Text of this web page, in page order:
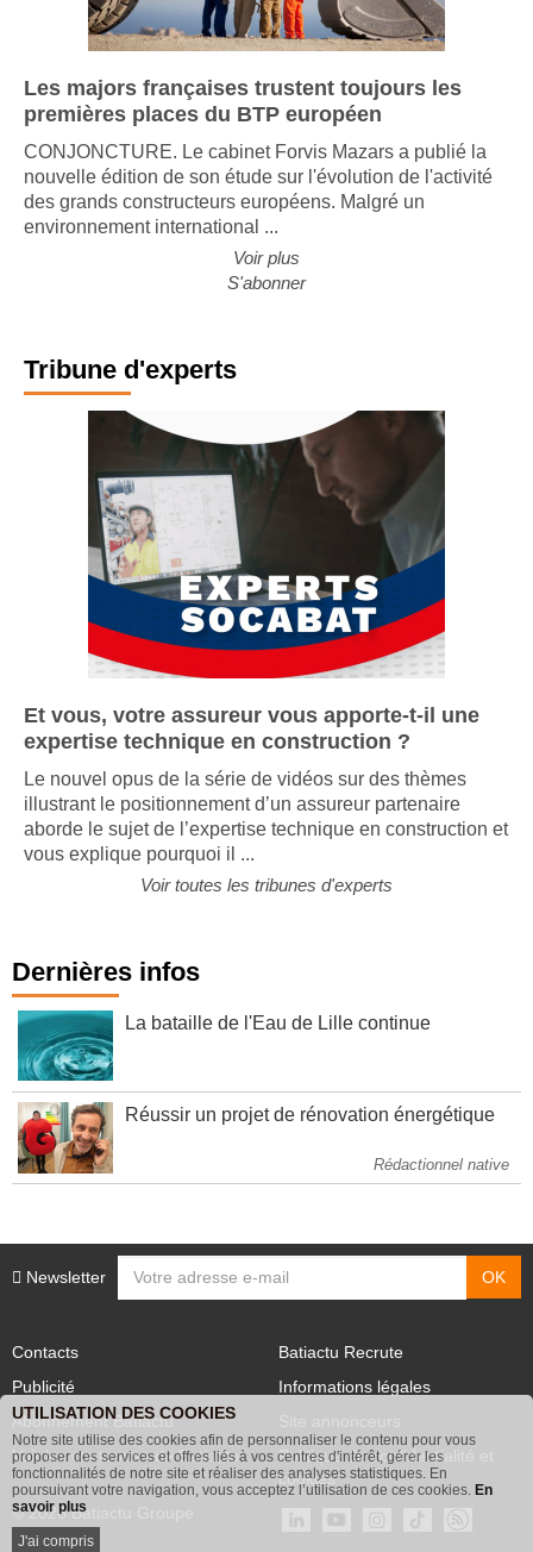
Les majors françaises trustent toujours les
premières places du BTP européen
CONJONCTURE. Le cabinet Forvis Mazars a publié la
nouvelle édition de son étude sur l'évolution de l'activité
des grands constructeurs européens. Malgré un
environnement international ...
Voir plus
S'abonner
Tribune d'experts
Et vous, votre assureur vous apporte-t-il une
expertise technique en construction ?
Le nouvel opus de la série de vidéos sur des thèmes
illustrant le positionnement d’un assureur partenaire
aborde le sujet de l’expertise technique en construction et
vous explique pourquoi il ...
Voir toutes les tribunes d'experts
Dernières infos
La bataille de l'Eau de Lille continue
Réussir un projet de rénovation énergétique
Rédactionnel native
Newsletter
Contacts
Publicité
Abonnement Batiactu
Voir les contenus+ de Batiactu
Batiactu Recrute
Informations légales
Politique de confidentialité et
cookies
© 2026 Batiactu Groupe
UTILISATION DES COOKIES
Notre site utilise des cookies afin de personnaliser le contenu pour vous
proposer des services et offres liés à vos centres d'intérêt, gérer les
fonctionnalités de notre site et réaliser des analyses statistiques. En
poursuivant votre navigation, vous acceptez l’utilisation de ces cookies. En
savoir plus
J'ai compris